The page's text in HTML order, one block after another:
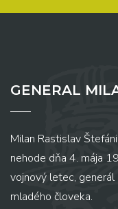
GENERAL
Milan Rastislav
nehode dňa 4. mája
vojnový letec, generál
mladého človeka.